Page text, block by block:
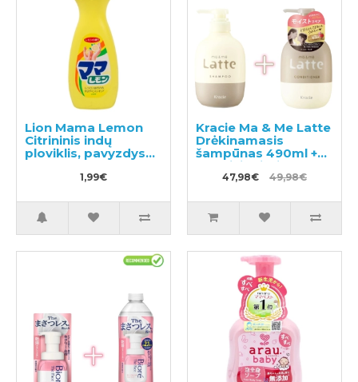
Lion Mama Lemon
Citrininis indų
ploviklis, pavyzdys
1,99€
Kracie Ma & Me Latte
Drėkinamasis
šampūnas 490ml +
kondicionierius 490g
47,98€ 49,98€